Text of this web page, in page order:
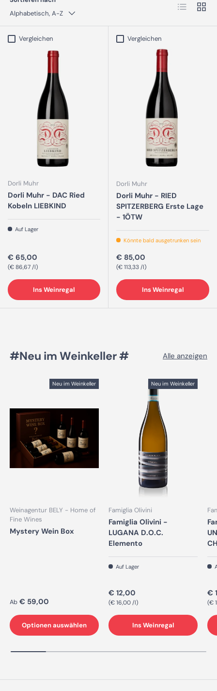
Alphabetisch, A-Z
Produktliste
Vergleichen
Dorli Muhr
Dorli Muhr - DAC Ried
Kobeln LIEBKIND
Auf Lager
Normaler Preis
€ 65,00
Grundpreis
€ 86,67 /l
Ins Weinregal
Vergleichen
Dorli Muhr
Dorli Muhr - RIED
SPITZERBERG Erste Lage
- 1ÖTW
Könnte bald ausgetrunken sein
Normaler Preis
€ 85,00
Grundpreis
€ 113,33 /l
Ins Weinregal
#Neu im Weinkeller # Alle anzeigen
Neu im Weinkeller
Weinagentur BELY - Home of
Fine Wines
Mystery Wein Box
Normaler Preis
Ab € 59,00
Optionen auswählen
Neu im Weinkeller
Famiglia Olivini
Famiglia Olivini -
LUGANA D.O.C.
Elemento
Auf Lager
Normaler Preis
€ 12,00
Grundpreis
€ 16,00 /l
Ins Weinregal
€
€